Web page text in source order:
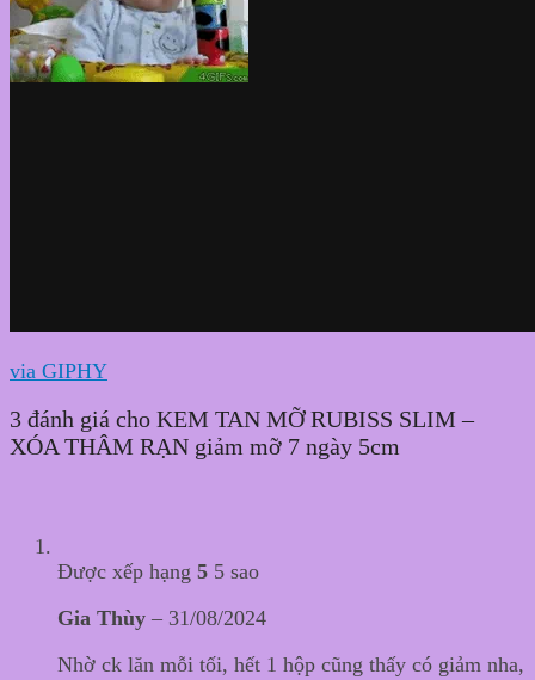
via GIPHY
3 đánh giá cho KEM TAN MỠ RUBISS SLIM –
XÓA THÂM RẠN giảm mỡ 7 ngày 5cm
Được xếp hạng 5 5 sao
Gia Thùy – 31/08/2024
Nhờ ck lăn mỗi tối, hết 1 hộp cũng thấy có giảm nha,